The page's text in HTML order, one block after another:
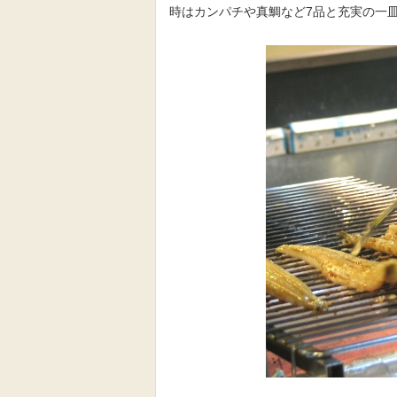
時はカンパチや真鯛など7品と充実の一